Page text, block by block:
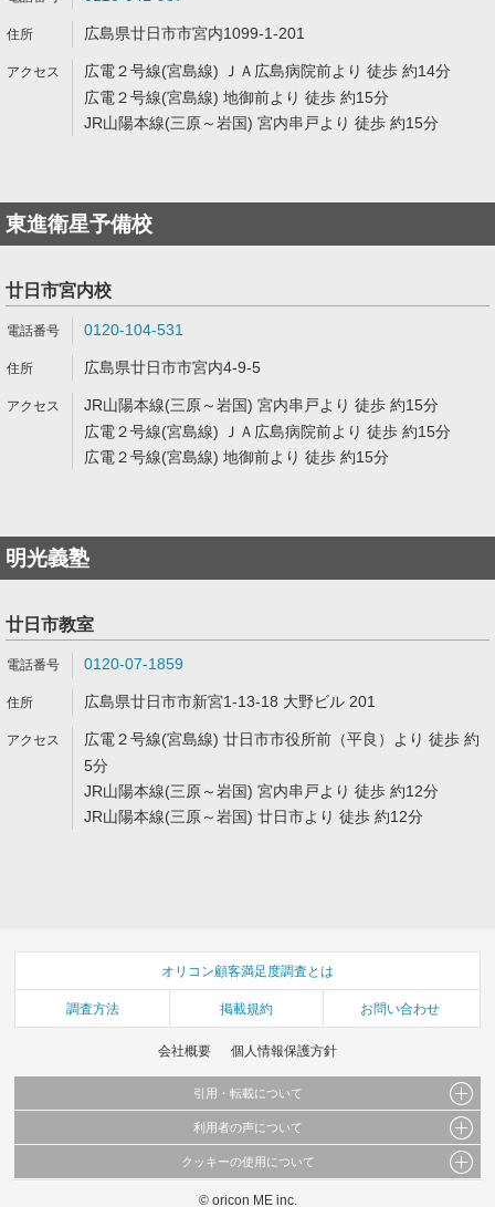
広島県廿日市市宮内1099-1-201
広電２号線(宮島線) ＪＡ広島病院前より 徒歩 約14分
広電２号線(宮島線) 地御前より 徒歩 約15分
JR山陽本線(三原～岩国) 宮内串戸より 徒歩 約15分
東進衛星予備校
廿日市宮内校
0120-104-531
広島県廿日市市宮内4-9-5
JR山陽本線(三原～岩国) 宮内串戸より 徒歩 約15分
広電２号線(宮島線) ＪＡ広島病院前より 徒歩 約15分
広電２号線(宮島線) 地御前より 徒歩 約15分
明光義塾
廿日市教室
0120-07-1859
広島県廿日市市新宮1-13-18 大野ビル 201
広電２号線(宮島線) 廿日市市役所前（平良）より 徒歩 約
5分
JR山陽本線(三原～岩国) 宮内串戸より 徒歩 約12分
JR山陽本線(三原～岩国) 廿日市より 徒歩 約12分
オリコン顧客満足度調査とは
調査方法 掲載規約 お問い合わせ
会社概要 個人情報保護方針
引用・転載について
当サイトで公開されている情報（文字、写真、イラスト、画像データ等）及びこれらの配
これらの情報を権利者の許可なく無断転載・複製などの二次利用を行うことは固く禁じて
利用者の声について
当サイトに掲載している内容はすべてサービスの利用者が提出された見解・感想です。
クッキーの使用について
このサイトでは Cookie を使用して、ユーザーに合わせたコンテンツや広告の表示、ソー
© oricon ME inc.